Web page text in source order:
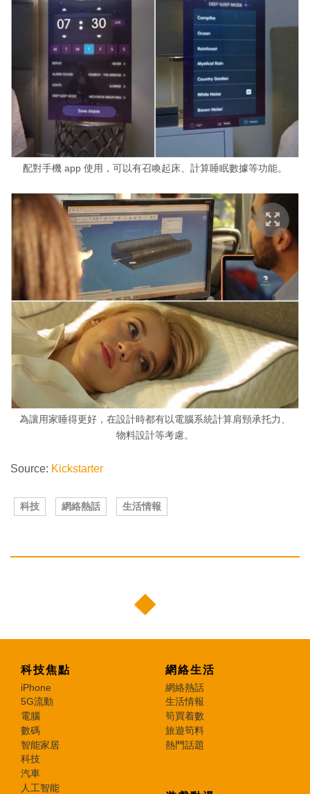
配對手機 app 使用，可以有召喚起床、計算睡眠數據等功能。
為讓用家睡得更好，在設計時都有以電腦系統計算肩頸承托力、
物料設計等考慮。
Source: Kickstarter
科技 網絡熱話 生活情報
科技焦點
iPhone
5G流動
電腦
數碼
智能家居
科技
汽車
人工智能
網絡生活
網絡熱話
生活情報
筍買着數
旅遊筍料
熱門話題